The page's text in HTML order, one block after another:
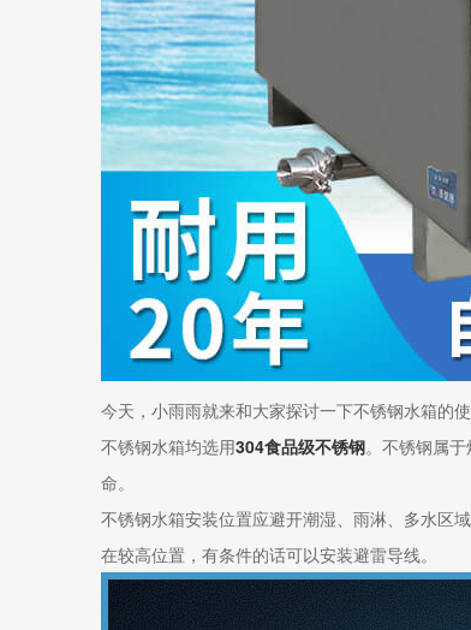
今天，小雨雨就来和大家探讨一下不锈钢水箱的
不锈钢水箱均选用304食品级不锈钢。不锈钢属
命。
不锈钢水箱安装位置应避开潮湿、雨淋、多水区
在较高位置，有条件的话可以安装避雷导线。